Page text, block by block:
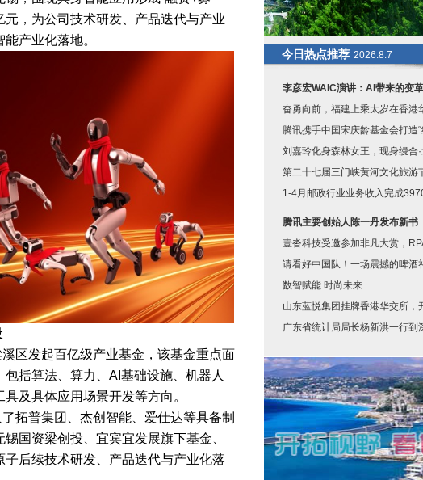
，为公司技术研发、产品迭代与产业
产业化落地。
区发起百亿级产业基金，该基金重点面
括算法、算力、AI基础设施、机器人
及具体应用场景开发等方向。
拓普集团、杰创智能、爱仕达等具备制
国资梁创投、宜宾宜发展旗下基金、
后续技术研发、产品迭代与产业化落
今日热点推荐 2026.8.7
李彦宏WAIC演讲：AI带来的变
奋勇向前，福建上乘太岁在香港
腾讯携手中国宋庆龄基金会打造
刘嘉玲化身森林女王，现身缦合
第二十七届三门峡黄河文化旅游
1-4月邮政行业业务收入完成
腾讯主要创始人陈一丹发布新书
壹沓科技受邀参加非凡大赏，
请看好中国队！一场震撼的啤酒
数智赋能 时尚未来
山东蓝悦集团挂牌香港华交所，
广东省统计局局长杨新洪一行到